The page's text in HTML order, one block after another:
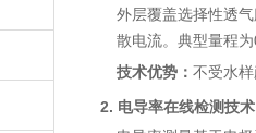
外层覆盖选择性透
散电流。典型量程
技术优势： 不受水
2. 电导率在线检测技术